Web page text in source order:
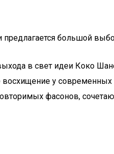
большой
в свет идеи Коко
у современных
фасонов,